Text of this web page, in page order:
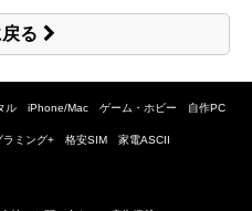
る
ル iPhone/Mac ゲーム・ホビー 自作PC
ラミング+ 格安SIM 家電ASCII